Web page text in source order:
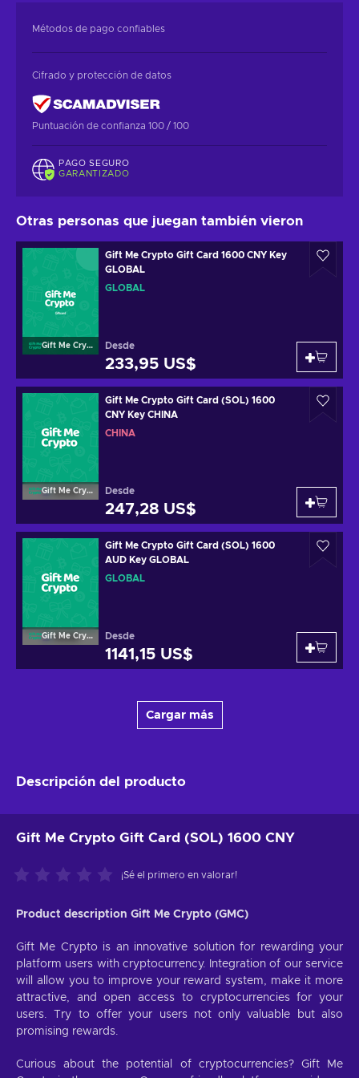
Métodos de pago confiables
Cifrado y protección de datos
Puntuación de confianza 100 / 100
PAGO SEGURO
GARANTIZADO
Otras personas que juegan también vieron
Gift Me Crypto
Gift Me Crypto Gift Card 1600 CNY Key
GLOBAL
GLOBAL
Desde
233,95 US$
Gift Me Crypto
Gift Me Crypto Gift Card (SOL) 1600
CNY Key CHINA
CHINA
Desde
247,28 US$
Gift Me Crypto
Gift Me Crypto Gift Card (SOL) 1600
AUD Key GLOBAL
GLOBAL
Desde
1141,15 US$
Cargar más
Descripción del producto
Gift Me Crypto Gift Card (SOL) 1600 CNY
¡Sé el primero en valorar!
Product description Gift Me Crypto (GMC)
Gift Me Crypto is an innovative solution for rewarding your
platform users with cryptocurrency. Integration of our service
will allow you to improve your reward system, make it more
attractive, and open access to cryptocurrencies for your
users. Try to offer your users not only valuable but also
promising rewards.
Curious about the potential of cryptocurrencies? Gift Me